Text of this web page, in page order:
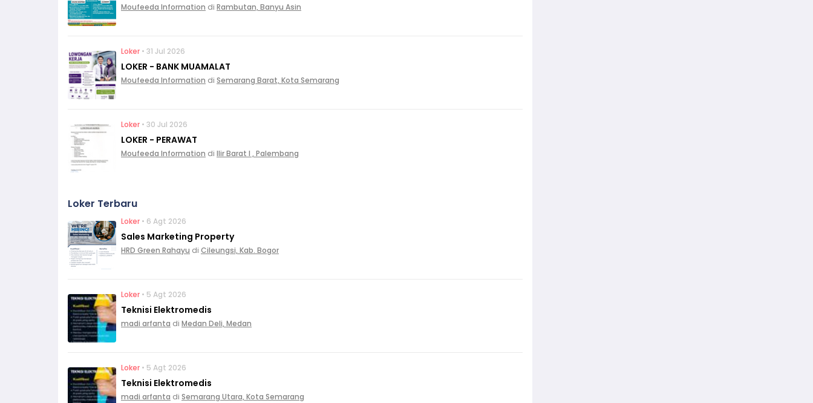
Moufeeda Information di Rambutan, Banyu Asin
Loker • 31 Jul 2026
LOKER - BANK MUAMALAT
Moufeeda Information di Semarang Barat, Kota Semarang
Loker • 30 Jul 2026
LOKER - PERAWAT
Moufeeda Information di Ilir Barat I , Palembang
Loker Terbaru
Loker • 6 Agt 2026
Sales Marketing Property
HRD Green Rahayu di Cileungsi, Kab. Bogor
Loker • 5 Agt 2026
Teknisi Elektromedis
madi arfanta di Medan Deli, Medan
Loker • 5 Agt 2026
Teknisi Elektromedis
madi arfanta di Semarang Utara, Kota Semarang